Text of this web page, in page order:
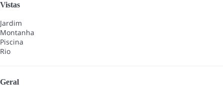
Vistas
Jardim
Montanha
Piscina
Rio
Geral